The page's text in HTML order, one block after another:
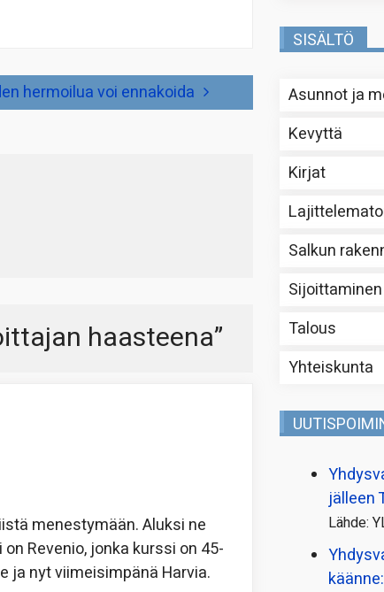
hermoilua voi ennakoida
haasteena”
menestymään. Aluksi ne
Revenio, jonka kurssi on 45-
ja nyt viimeisimpänä Harvia.
SISÄLTÖ
Asunnot ja
Kevyttä
Kirjat
Salkun
Sijoittaminen
Talous
Yhteiskunta
jälleen
Lähde: